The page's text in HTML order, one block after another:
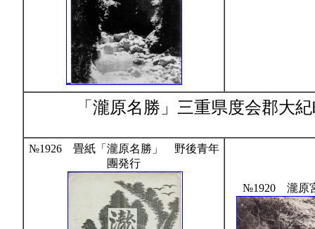
「瀧原名勝」 三重県度会郡大
№1926 畳紙「瀧原名勝」 野後青年
團発行
№1920 瀧原